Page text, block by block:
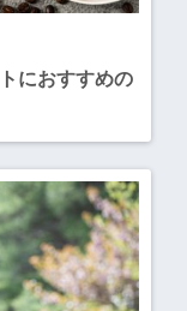
におすすめの